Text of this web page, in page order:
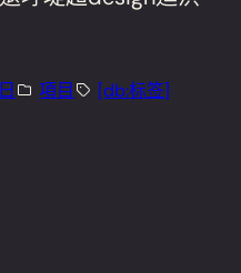
項目 [db:标签]